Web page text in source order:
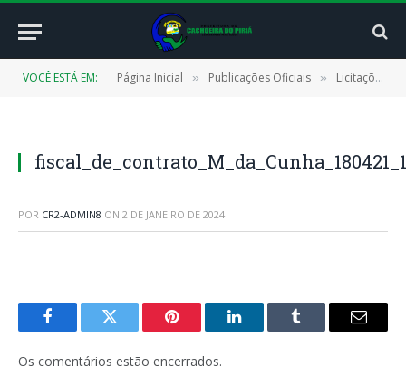
VOCÊ ESTÁ EM: Página Inicial » Publicações Oficiais » Licitações
POR CR2-ADMIN8 ON 2 DE JANEIRO DE 2024
FacebookTwitter Pinterest LinkedInTumblr
E-
Os comentários estão encerrados.